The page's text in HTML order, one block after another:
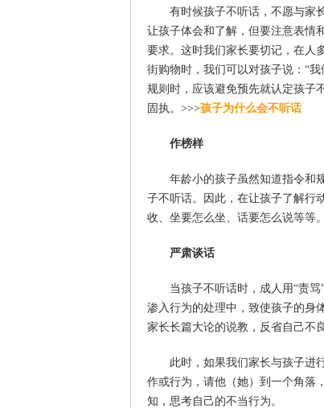
有时候孩子不听话，不愿与家
让孩子体会和了解，但要注意表情
要求。这时我们家长要切记，在人
街购物时，我们可以对孩子说：“
规则时，应该避免预先就认定孩子
固执。>>>孩子为什么会不听话
作榜样
年龄小的孩子虽然知道指令和
子不听话。因此，在让孩子了解行
收、坐要怎么坐、话要怎么说等等。
严肃谈话
当孩子不听话时，成人用“责
渗入行为的处理中，致使孩子的身
家长长篇大论的说教，反省自己不
此时，如果我们家长与孩子进
作或行为，请他（她）到一个角落
知，思考自己的不当行为。